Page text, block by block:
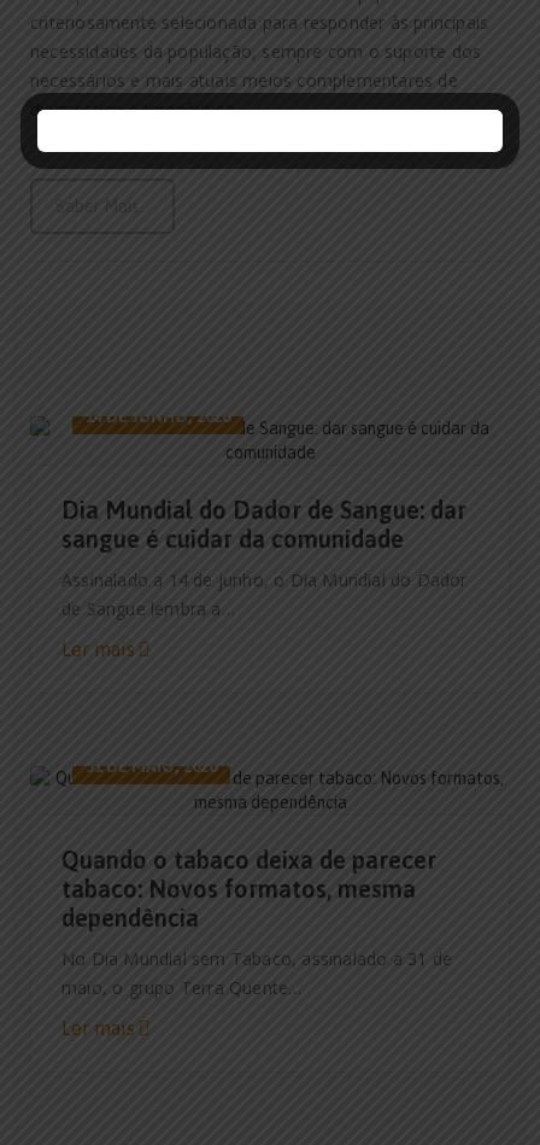
criteriosamente selecionada para responder às principais
necessidades da população, sempre com o suporte dos
necessários e mais atuais meios complementares de
diagnóstico e terapêutica.
Saber Mais...
14 DE JUNHO, 2026
Dia Mundial do Dador de Sangue: dar
sangue é cuidar da comunidade
Assinalado a 14 de junho, o Dia Mundial do Dador
de Sangue lembra a…
Ler mais
31 DE MAIO, 2026
Quando o tabaco deixa de parecer
tabaco: Novos formatos, mesma
dependência
No Dia Mundial sem Tabaco, assinalado a 31 de
maio, o grupo Terra Quente…
Ler mais